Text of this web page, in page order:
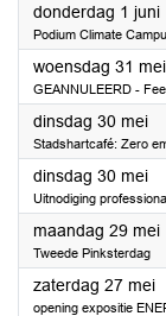
donderdag 1 juni
Podium Climate
woensdag 31 mei
GEANNULEERD -
dinsdag 30 mei
Stadshartcafé: Zero
dinsdag 30 mei
Uitnodiging
maandag 29 mei
Tweede Pinksterdag
zaterdag 27 mei
opening expositie